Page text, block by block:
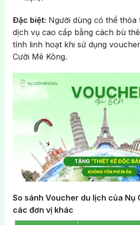
Đặc biệt: Người dùng có thể thỏa
dịch vụ cao cấp bằng cách bù
tính linh hoạt khi sử dụng
Cười Mê Kông.
So sánh Voucher du lịch của Nụ
các đơn vị khác